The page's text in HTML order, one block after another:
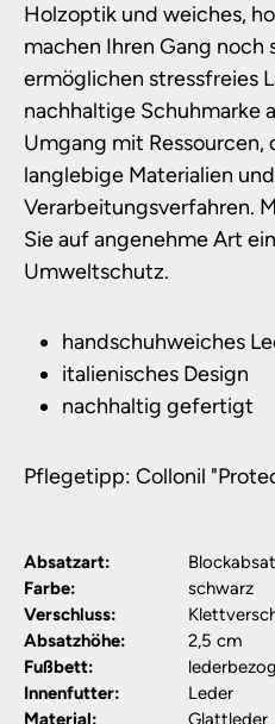
Holzoptik und weiches,
machen Ihren Gang noch
ermöglichen stressfreies
nachhaltige Schuhmarke
Umgang mit Ressourcen,
langlebige Materialien
Verarbeitungsverfahren.
Sie auf angenehme Art
Umweltschutz.
handschuhweiches
italienisches Design
nachhaltig gefertigt
Pflegetipp: Collonil
Absatzart:
Farbe:
schwarz
Verschluss:
Absatzhöhe:
2,5 cm
Fußbett:
Innenfutter:
Leder
Material:
Glattleder